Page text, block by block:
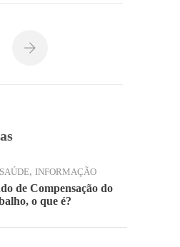
, INFORMAÇÃO
de Compensação do
o que é?